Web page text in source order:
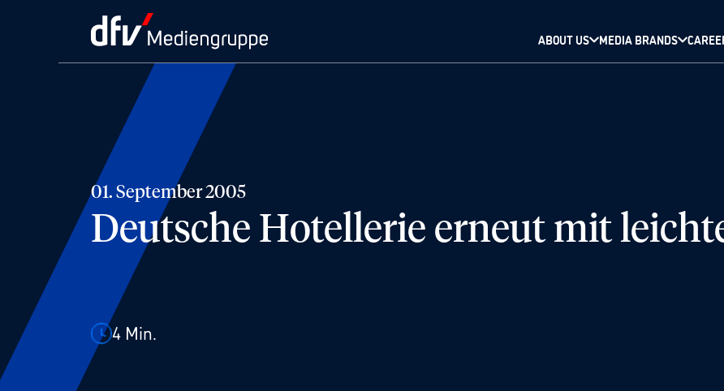
ABOUT US MEDIA BRANDS
01. September 2005
Deutsche Hotellerie erneut mit
4 Min.